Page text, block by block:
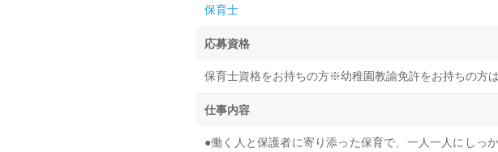
保育士
応募資格
保育士資格をお持ちの方※幼稚園教諭免許をお持ちの方
仕事内容
●働く人と保護者に寄り添った保育で、一人一人にし